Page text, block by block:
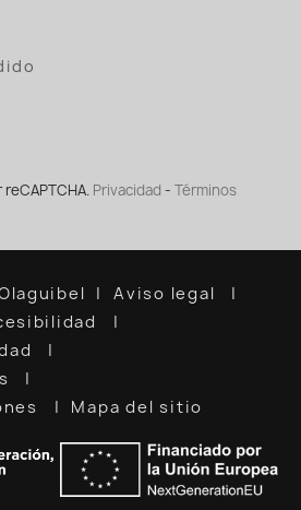
Privacidad - Términos
Aviso legal
Mapa del sitio